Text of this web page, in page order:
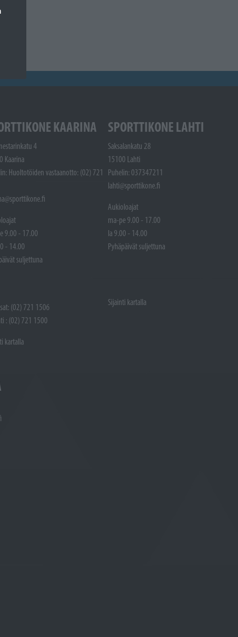
KAARINA
4
Kaarina
Huoltotöiden vastaanotto: (02) 721
9.00 - 17.00
- 14.00
suljettuna
(02) 721 1506
: (02) 721 1500
kartalla
SPORTTIKONE LAHTI
Saksalankatu 28
15100 Lahti
Puhelin: 037347211
lahti@sporttikone.fi
Aukioloajat
ma-pe 9.00 - 17.00
la 9.00 - 14.00
Pyhäpäivät suljettuna
Sijainti kartalla